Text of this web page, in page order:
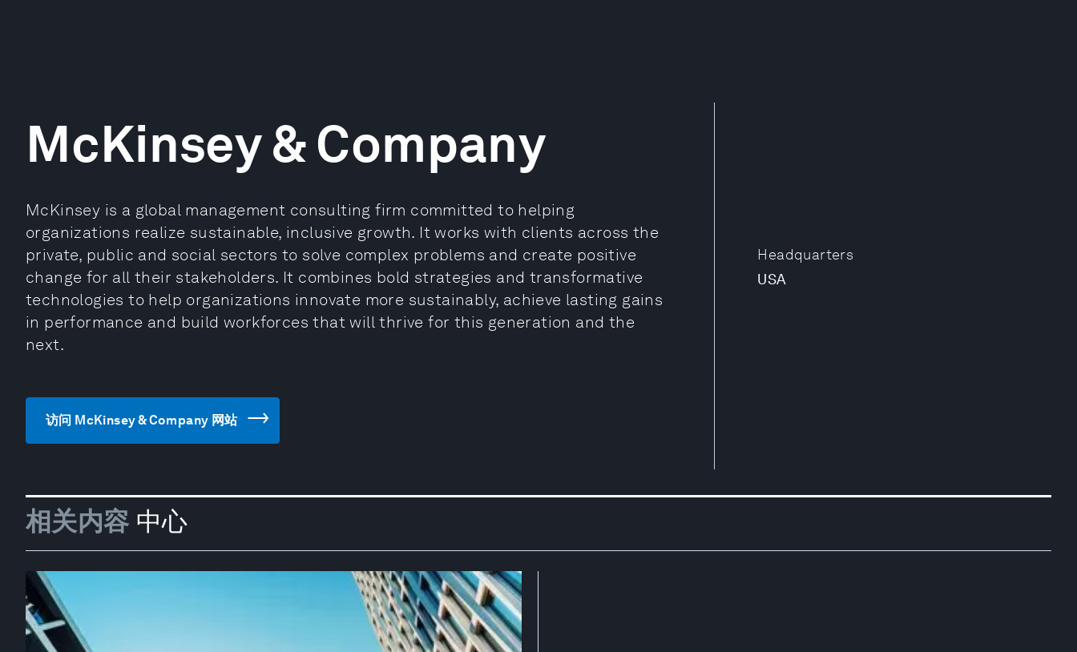
Headquarters
USA
McKinsey & Company
McKinsey is a global management consulting firm committed to helping
organizations realize sustainable, inclusive growth. It works with clients across the
private, public and social sectors to solve complex problems and create positive
change for all their stakeholders. It combines bold strategies and transformative
technologies to help organizations innovate more sustainably, achieve lasting gains
in performance and build workforces that will thrive for this generation and the
next.
访问 McKinsey & Company 网站
相关内容 中心